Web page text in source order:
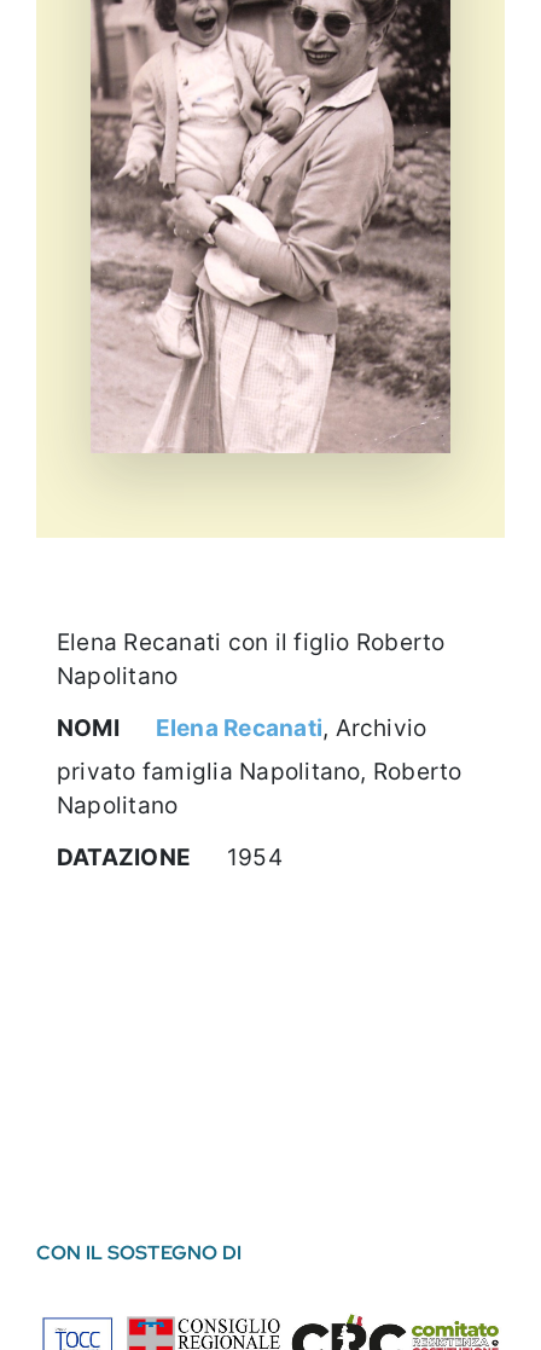
Eventi e notizie
Elena Recanati con il figlio Roberto
Napolitano
NOMI
Elena Recanati, Archivio
privato famiglia Napolitano, Roberto
Napolitano
DATAZIONE
1954
CON IL SOSTEGNO DI